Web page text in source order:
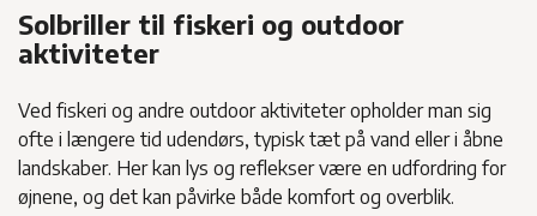
Solbriller til fiskeri og outdoor
aktiviteter
Ved fiskeri og andre outdoor aktiviteter opholder man sig
ofte i længere tid udendørs, typisk tæt på vand eller i åbne
landskaber. Her kan lys og reflekser være en udfordring for
øjnene, og det kan påvirke både komfort og overblik.